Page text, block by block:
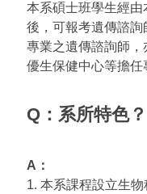
本系碩士班學生經
後，可報考遺傳諮
專業之遺傳諮詢師，
優生保健中心等擔任
Q：系所特色？
A：
1. 本系課程設立生